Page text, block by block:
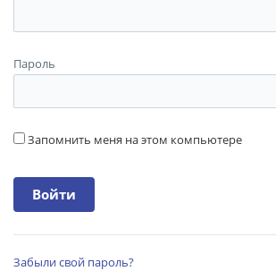
Пароль
Запомнить меня на этом компьютере
Забыли свой пароль?